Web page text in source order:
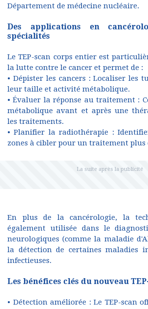
Département de médecine nucléaire.
Des applications en
spécialités
Le TEP-scan corps entier est
la lutte contre le cancer et permet de :
• Dépister les cancers : Localiser les
leur taille et activité métabolique.
• Évaluer la réponse au traitement :
métabolique avant et après une
les traitements.
• Planifier la radiothérapie :
zones à cibler pour un traitement plus
En plus de la cancérologie, la
également utilisée dans le
neurologiques (comme la maladie
la détection de certaines maladies
infectieuses.
Les bénéfices clés du nouveau
• Détection améliorée : Le TEP-scan